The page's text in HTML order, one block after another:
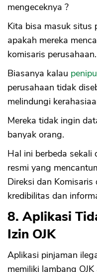
mengeceknya ?
Kita bisa masuk situs
apakah mereka
komisaris perusahaan.
Biasanya kalau
perusahaan tidak
melindungi
Mereka tidak ingin
banyak orang.
Hal ini berbeda sekali
resmi yang
Direksi dan
kredibilitas dan
8. Aplikasi
Izin OJK
Aplikasi pinjaman
memiliki lambang